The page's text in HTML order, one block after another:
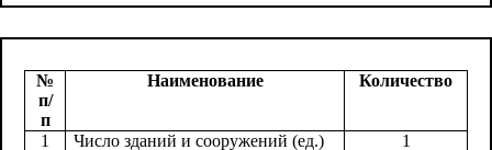
№
п/
п
Наименование Количество
1 Число зданий и сооружений (ед.)
1